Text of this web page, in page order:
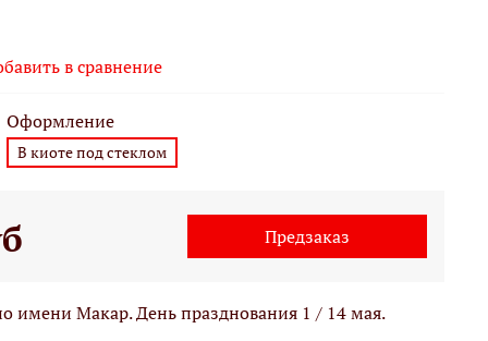
в сравнение
Оформление
В киоте под стеклом
Предзаказ
имени Макар. День празднования 1 / 14 мая.